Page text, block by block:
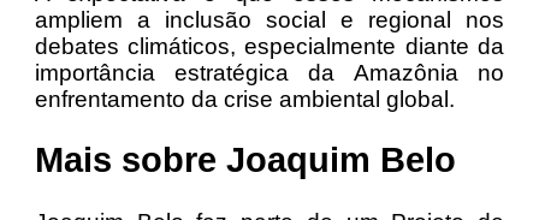
ampliem a inclusão social e regional nos
debates climáticos, especialmente diante da
importância estratégica da Amazônia no
enfrentamento da crise ambiental global.
Mais sobre Joaquim Belo